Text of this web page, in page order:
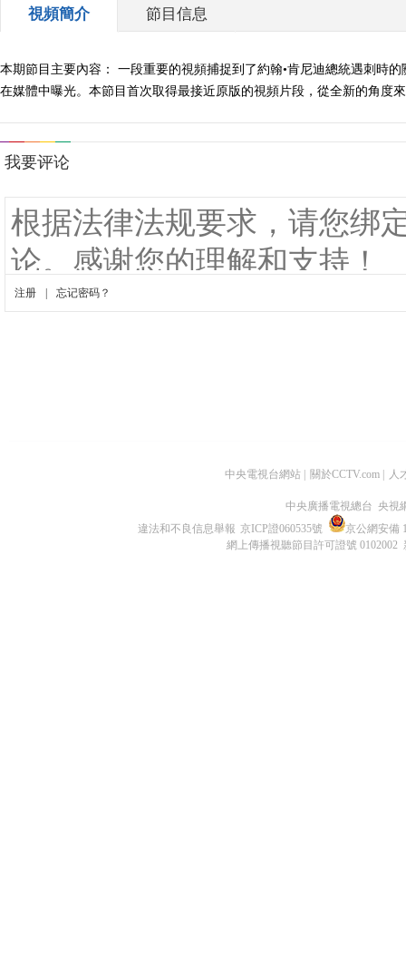
視頻簡介 節目信息
本期節目主要內容： 一段重要的視頻捕捉到了約翰•肯尼迪總統遇刺時
在媒體中曝光。本節目首次取得最接近原版的視頻片段，從全新的角度
中央電視台網站 關於CCTV.com 人
中央廣播電視總台 央視
違法和不良信息舉報 京ICP證060535號
京公網安備
網上傳播視聽節目許可證號 0102002